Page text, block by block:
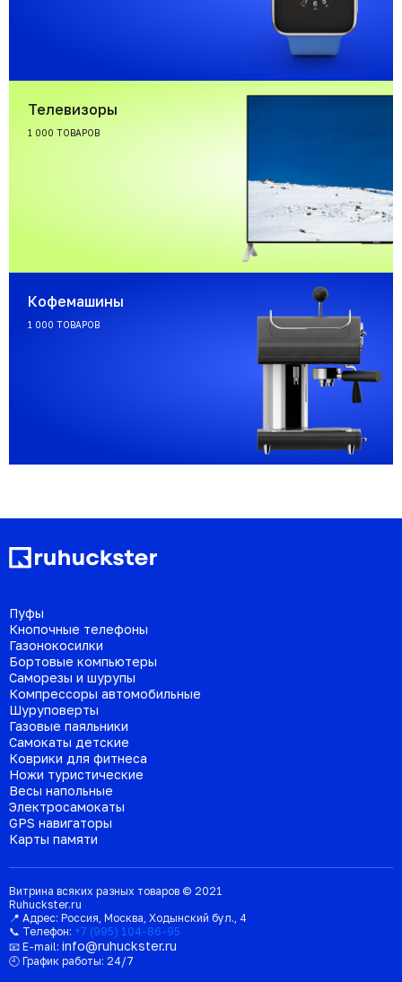
Телевизоры
1 000 ТОВАРОВ
Кофемашины
1 000 ТОВАРОВ
Пуфы
Кнопочные телефоны
Газонокосилки
Бортовые компьютеры
Саморезы и шурупы
Компрессоры автомобильные
Шуруповерты
Газовые паяльники
Самокаты детские
Коврики для фитнеса
Ножи туристические
Весы напольные
Электросамокаты
GPS навигаторы
Карты памяти
Витрина всяких разных товаров © 2021
Ruhuckster.ru
📍 Адрес: Россия, Москва, Ходынский бул., 4
📞 Телефон: +7 (995) 104-86-95
📧 E-mail: info@ruhuckster.ru
🕘 График работы: 24/7